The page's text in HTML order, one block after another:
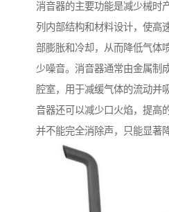
消音器的主要功能是减少械时
列内部结构和材料设计，使高
部膨胀和冷却，从而降低气体
少噪音。消音器通常由金属制
腔室，用于减缓气体的流动并
音器还可以减少口火焰，提高
并不能完全消除声，只能显著